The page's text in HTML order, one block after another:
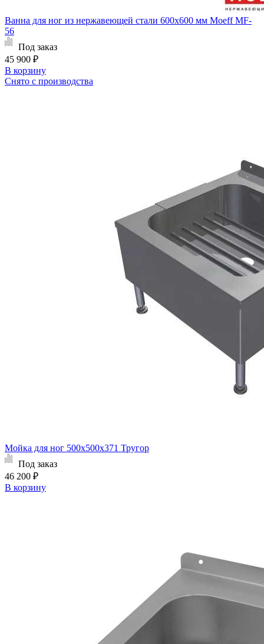
Ванна для ног из нержавеющей стали 600х600 мм Moeff MF-
56
Под заказ
45 900 ₽
В корзину
Снято с производства
Мойка для ног 500х500х371 Тругор
Под заказ
46 200 ₽
В корзину